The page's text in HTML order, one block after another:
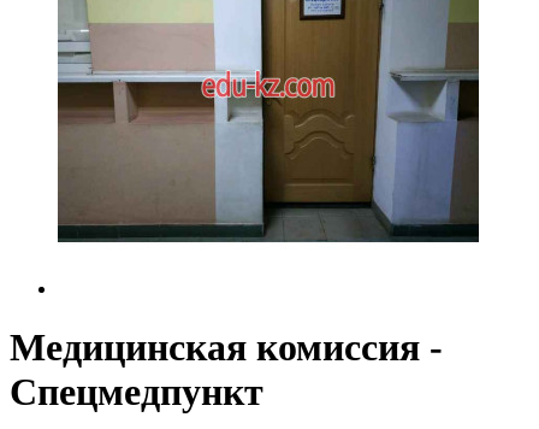
Медицинская комиссия -
Спецмедпункт